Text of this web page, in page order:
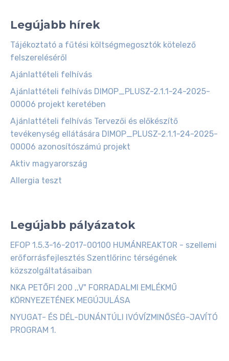
Legújabb hírek
Tájékoztató a fűtési költségmegosztók kötelező
felszereléséről
Ajánlattételi felhívás
Ajánlattételi felhívás DIMOP_PLUSZ-2.1.1-24-2025-
00006 projekt keretében
Ajánlattételi felhívás Tervezői és előkészítő
tevékenység ellátására DIMOP_PLUSZ-2.1.1-24-2025-
00006 azonosítószámú projekt
Aktiv magyarország
Allergia teszt
Legújabb pályázatok
EFOP 1.5.3-16-2017-00100 HUMÁNREAKTOR - szellemi
erőforrásfejlesztés Szentlőrinc térségének
közszolgáltatásaiban
NKA PETŐFI 200 ,,V" FORRADALMI EMLÉKMŰ
KÖRNYEZETÉNEK MEGÚJULÁSA
NYUGAT- ÉS DÉL-DUNÁNTÚLI IVÓVÍZMINŐSÉG-JAVÍTÓ
PROGRAM 1.